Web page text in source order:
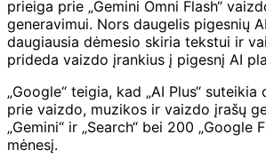
prieiga prie „Gemini Omni Flash“
generavimui. Nors daugelis pigesnių
daugiausia dėmesio skiria tekstui ir
prideda vaizdo įrankius į pigesnį AI
„Google“ teigia, kad „AI Plus“
prie vaizdo, muzikos ir vaizdo įrašų
„Gemini“ ir „Search“ bei 200 „Google
mėnesį.